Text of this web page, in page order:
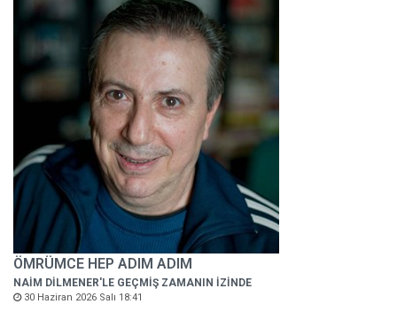
ÖMRÜMCE HEP ADIM ADIM
NAİM DİLMENER'LE GEÇMİŞ ZAMANIN İZİNDE
30 Haziran 2026 Salı 18:41